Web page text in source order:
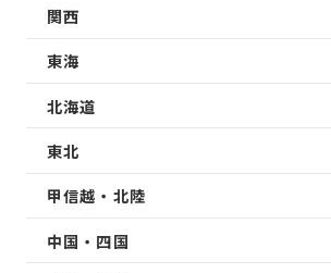
関西
東海
北海道
東北
甲信越・北陸
中国・四国